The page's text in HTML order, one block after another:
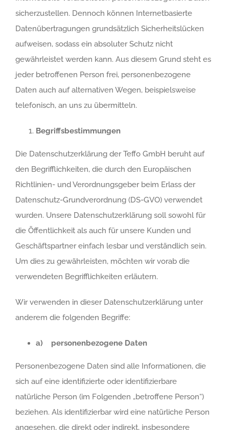
sicherzustellen. Dennoch können Internetbasierte
Datenübertragungen grundsätzlich Sicherheitslücken
aufweisen, sodass ein absoluter Schutz nicht
gewährleistet werden kann. Aus diesem Grund steht es
jeder betroffenen Person frei, personenbezogene
Daten auch auf alternativen Wegen, beispielsweise
telefonisch, an uns zu übermitteln.
Begriffsbestimmungen
Die Datenschutzerklärung der Teffo GmbH beruht auf
den Begrifflichkeiten, die durch den Europäischen
Richtlinien- und Verordnungsgeber beim Erlass der
Datenschutz-Grundverordnung (DS-GVO) verwendet
wurden. Unsere Datenschutzerklärung soll sowohl für
die Öffentlichkeit als auch für unsere Kunden und
Geschäftspartner einfach lesbar und verständlich sein.
Um dies zu gewährleisten, möchten wir vorab die
verwendeten Begrifflichkeiten erläutern.
Wir verwenden in dieser Datenschutzerklärung unter
anderem die folgenden Begriffe:
a) personenbezogene Daten
Personenbezogene Daten sind alle Informationen, die
sich auf eine identifizierte oder identifizierbare
natürliche Person (im Folgenden „betroffene Person“)
beziehen. Als identifizierbar wird eine natürliche Person
angesehen, die direkt oder indirekt, insbesondere